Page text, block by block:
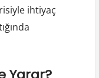
ihtiyaç